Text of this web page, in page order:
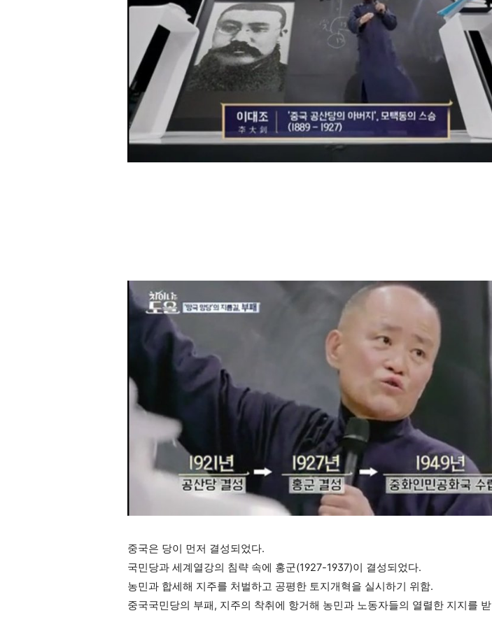
중국은 당이 먼저 결성되었다.
국민당과 세계열강의 침략 속에 홍군(1927-1937)이 결성되었다.
농민과 합세해 지주를 처벌하고 공평한 토지개혁을 실시하기 위함.
중국국민당의 부패, 지주의 착취에 항거해 농민과 노동자들의 열렬한 지지를